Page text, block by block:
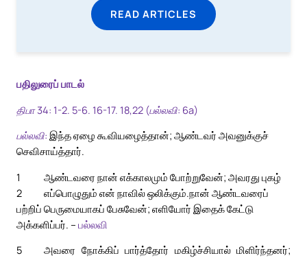
READ ARTICLES
பதிலுரைப் பாடல்
திபா 34: 1-2. 5-6. 16-17. 18,22 (பல்லவி: 6a)
பல்லவி: இந்த ஏழை கூவியழைத்தான்; ஆண்டவர் அவனுக்குச்
செவிசாய்த்தார்.
1
ஆண்டவரை நான் எக்காலமும் போற்றுவேன்; அவரது புகழ்
எப்பொழுதும் என் நாவில் ஒலிக்கும்.
2
நான் ஆண்டவரைப்
பற்றிப் பெருமையாகப் பேசுவேன்; எளியோர் இதைக் கேட்டு
அக்களிப்பர். – பல்லவி
5
அவரை நோக்கிப் பார்த்தோர் மகிழ்ச்சியால் மிளிர்ந்தனர்;